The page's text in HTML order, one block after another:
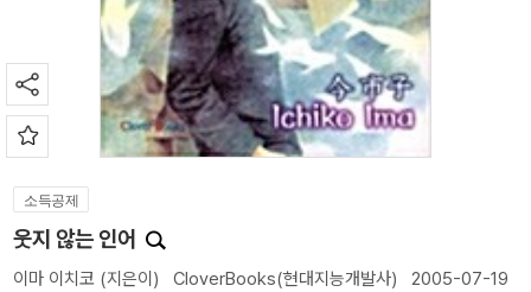
소득공제
웃지 않는 인어
이마 이치코 (지은이) CloverBooks(현대지능개발사) 2005-07-19